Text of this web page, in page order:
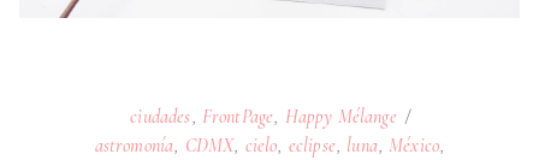
ciudades FrontPage Happy Mélange
astromonía CDMX, cielo eclipse luna México